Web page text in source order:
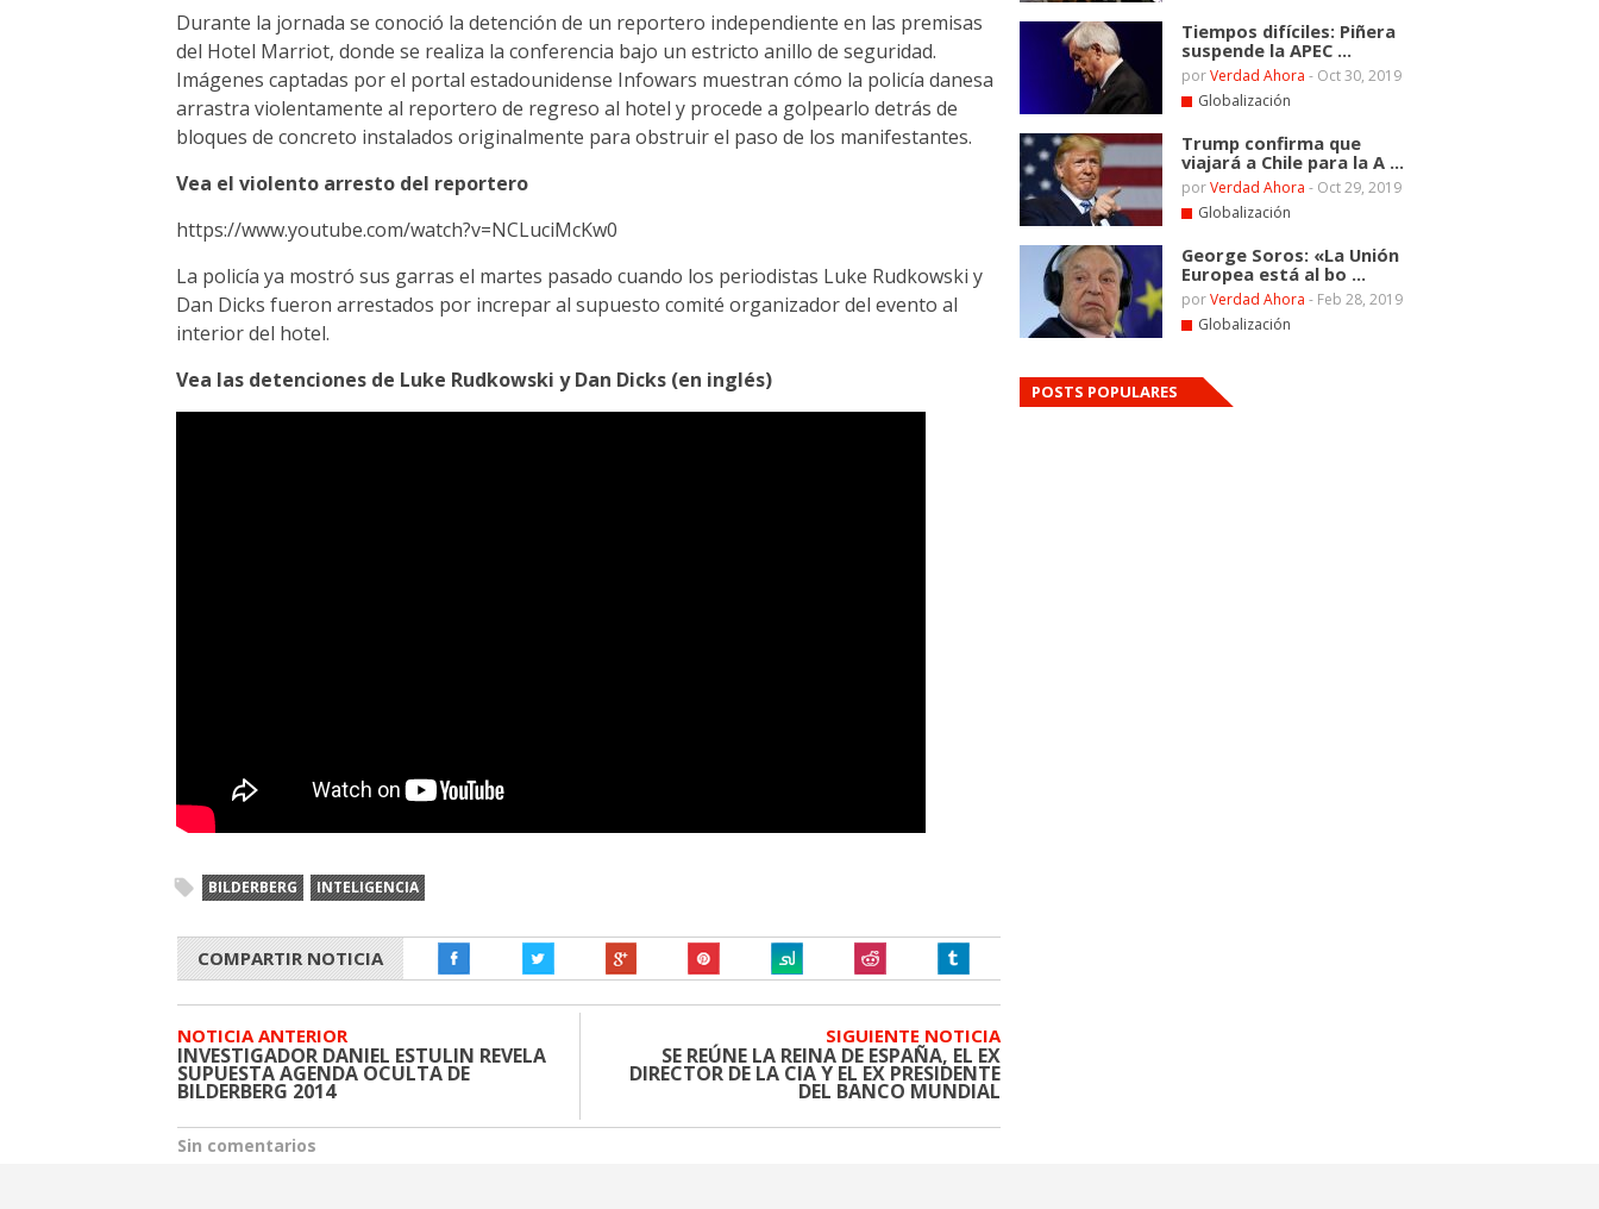
Durante la jornada se conoció la detención de un reportero independiente en las premisas
del Hotel Marriot, donde se realiza la conferencia bajo un estricto anillo de seguridad.
Imágenes captadas por el portal estadounidense Infowars muestran cómo la policía danesa
arrastra violentamente al reportero de regreso al hotel y procede a golpearlo detrás de
bloques de concreto instalados originalmente para obstruir el paso de los manifestantes.
Vea el violento arresto del reportero
https://www.youtube.com/watch?v=NCLuciMcKw0
La policía ya mostró sus garras el martes pasado cuando los periodistas Luke Rudkowski y
Dan Dicks fueron arrestados por increpar al supuesto comité organizador del evento al
interior del hotel.
Vea las detenciones de Luke Rudkowski y Dan Dicks (en inglés)
BILDERBERG INTELIGENCIA
COMPARTIR NOTICIA
NOTICIA ANTERIOR
INVESTIGADOR DANIEL ESTULIN REVELA
SUPUESTA AGENDA OCULTA DE
BILDERBERG 2014
SIGUIENTE NOTICIA
SE REÚNE LA REINA DE ESPAÑA, EL EX
DIRECTOR DE LA CIA Y EL EX PRESIDENTE
DEL BANCO MUNDIAL
Sin comentarios
Tiempos difíciles: Piñera
suspende la APEC ...
porVerdad Ahora - Oct 30, 2019
Globalización
Trump confirma que
viajará a Chile para la A ...
porVerdad Ahora - Oct 29, 2019
Globalización
George Soros: «La Unión
Europea está al bo ...
porVerdad Ahora - Feb 28, 2019
Globalización
POSTS POPULARES